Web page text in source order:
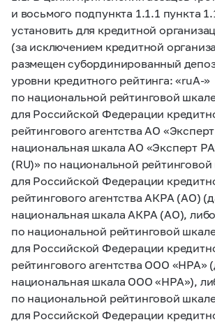
и восьмого подпункта 1.1.1 пункта
установить для кредитной
(за исключением кредитной
размещен субординированный
уровни кредитного рейтинга: «ruA-»
по национальной рейтинговой
для Российской Федерации
рейтингового агентства АО
национальная шкала АО «Эксперт
(RU)» по национальной
для Российской Федерации
рейтингового агентства АКРА (АО)
национальная шкала АКРА (АО),
по национальной рейтинговой
для Российской Федерации
рейтингового агентства ООО «НРА»
национальная шкала ООО «НРА»),
по национальной рейтинговой
для Российской Федерации